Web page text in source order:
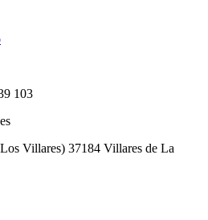
103
Villares) 37184 Villares de La